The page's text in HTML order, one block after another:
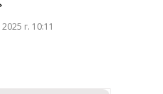
г. 10:11